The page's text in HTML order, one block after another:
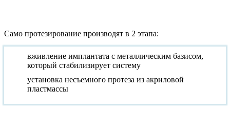
Само протезирование производят в 2 этапа:
вживление имплантата с металлическим базисом,
который стабилизирует систему
установка несъемного протеза из акриловой
пластмассы